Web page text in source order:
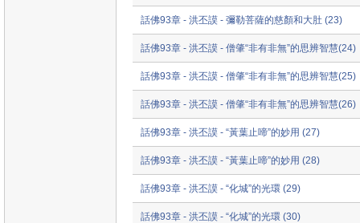
話佛93章 - 洪丕謨 - 彌勒菩薩的慈顏和大肚 (23)
話佛93章 - 洪丕謨 - 僧肇“非有非無”的思辨智慧(24)
話佛93章 - 洪丕謨 - 僧肇“非有非無”的思辨智慧(25)
話佛93章 - 洪丕謨 - 僧肇“非有非無”的思辨智慧(26)
話佛93章 - 洪丕謨 - “黃葉止啼”的妙用 (27)
話佛93章 - 洪丕謨 - “黃葉止啼”的妙用 (28)
話佛93章 - 洪丕謨 - “化城”的光環 (29)
話佛93章 - 洪丕謨 - “化城”的光環 (30)